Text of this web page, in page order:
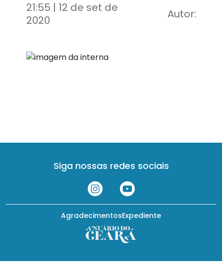
21:55 | 12 de set de
2020
Autor:
Siga nossas redes sociais
Expediente
Agradecimentos